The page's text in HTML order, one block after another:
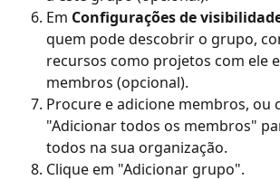
Em Configurações de
quem pode descobrir o grupo,
recursos como projetos com ele
membros (opcional).
Procure e adicione membros, ou
"Adicionar todos os membros"
todos na sua organização.
Clique em "Adicionar grupo".